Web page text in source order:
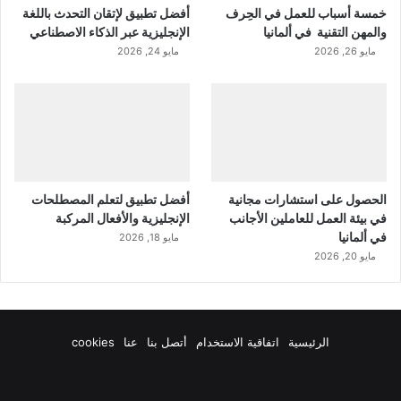
خمسة أسباب للعمل في الحِرف
والمهن التقنية في ألمانيا
مايو 26, 2026
أفضل تطبيق لإتقان التحدث باللغة
الإنجليزية عبر الذكاء الاصطناعي
مايو 24, 2026
الحصول على استشارات مجانية
في بيئة العمل للعاملين الأجانب
في ألمانيا
مايو 20, 2026
أفضل تطبيق لتعلم المصطلحات
الإنجليزية والأفعال المركبة
مايو 18, 2026
الرئيسية اتفاقية الاستخدام أتصل بنا عنا cookies